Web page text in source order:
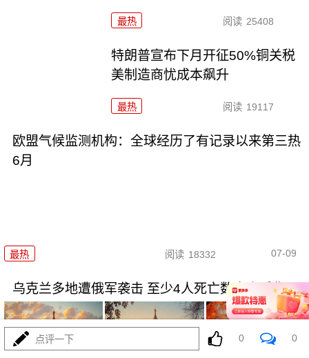
最热 阅读 25408
特朗普宣布下月开征50%铜关税
美制造商忧成本飙升
最热 阅读 19117
欧盟气候监测机构：全球经历了有记录以来第三热
6月
最热 阅读 18332 07-09
乌克兰多地遭俄军袭击 至少4人死亡数十人受伤
点评一下 0 0